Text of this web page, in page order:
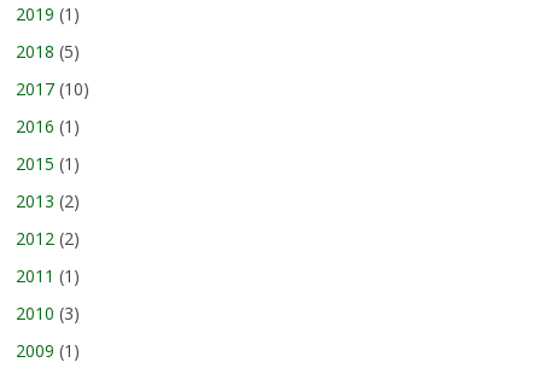
2019 (1)
2018 (5)
2017 (10)
2016 (1)
2015 (1)
2013 (2)
2012 (2)
2011 (1)
2010 (3)
2009 (1)